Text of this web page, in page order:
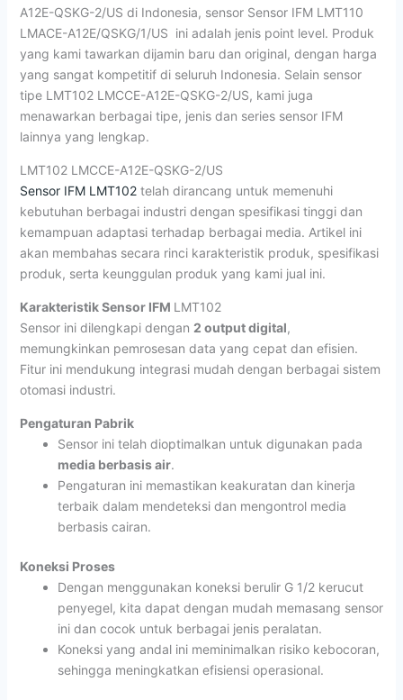
A12E-QSKG-2/US di Indonesia, sensor Sensor IFM LMT110
LMACE-A12E/QSKG/1/US ini adalah jenis point level. Produk
yang kami tawarkan dijamin baru dan original, dengan harga
yang sangat kompetitif di seluruh Indonesia. Selain sensor
tipe LMT102 LMCCE-A12E-QSKG-2/US, kami juga
menawarkan berbagai tipe, jenis dan series sensor IFM
lainnya yang lengkap.
LMT102 LMCCE-A12E-QSKG-2/US
Sensor IFM LMT102telah dirancang untuk memenuhi
kebutuhan berbagai industri dengan spesifikasi tinggi dan
kemampuan adaptasi terhadap berbagai media. Artikel ini
akan membahas secara rinci karakteristik produk, spesifikasi
produk, serta keunggulan produk yang kami jual ini.
Karakteristik Sensor IFM LMT102
Sensor ini dilengkapi dengan 2 output digital,
memungkinkan pemrosesan data yang cepat dan efisien.
Fitur ini mendukung integrasi mudah dengan berbagai sistem
otomasi industri.
Pengaturan Pabrik
Sensor ini telah dioptimalkan untuk digunakan pada
media berbasis air.
Pengaturan ini memastikan keakuratan dan kinerja
terbaik dalam mendeteksi dan mengontrol media
berbasis cairan.
Koneksi Proses
Dengan menggunakan koneksi berulir G 1/2 kerucut
penyegel, kita dapat dengan mudah memasang sensor
ini dan cocok untuk berbagai jenis peralatan.
Koneksi yang andal ini meminimalkan risiko kebocoran,
sehingga meningkatkan efisiensi operasional.